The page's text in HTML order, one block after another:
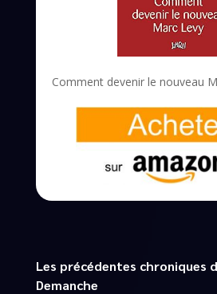
Comment devenir le nouveau
Les précédentes chroniques
Demanche